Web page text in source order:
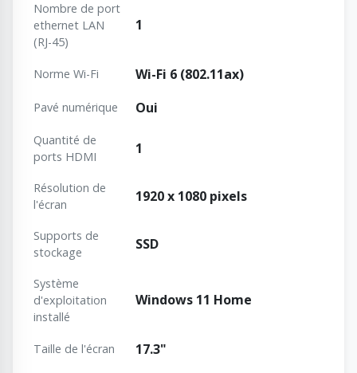
Nombre de port
ethernet LAN
(RJ-45)
1
Norme Wi-Fi Wi-Fi 6 (802.11ax)
Pavé numérique Oui
Quantité de
ports HDMI
1
Résolution de
l'écran
1920 x 1080 pixels
Supports de
stockage
SSD
Système
d'exploitation
installé
Windows 11 Home
Taille de l'écran 17.3"